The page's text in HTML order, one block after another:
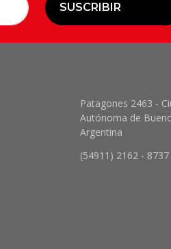
SUSCRIBIR
Patagones 2463 -
Autónoma de
Argentina
(54911) 2162 - 8737